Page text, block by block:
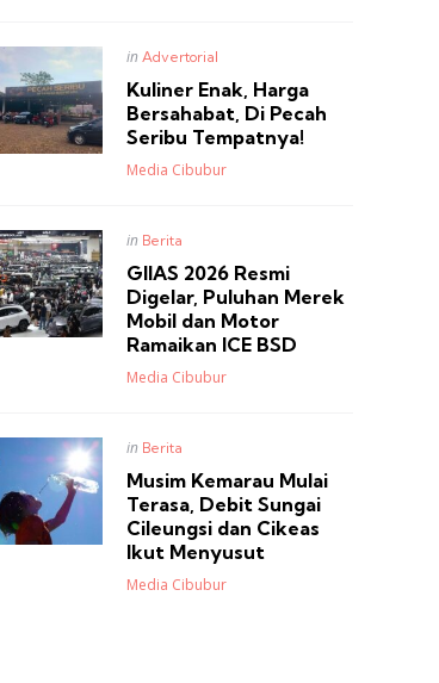
Posted
in Advertorial
Kuliner Enak, Harga
Bersahabat, Di Pecah
Seribu Tempatnya!
Posted
Media Cibubur
Posted
in Berita
GIIAS 2026 Resmi
Digelar, Puluhan Merek
Mobil dan Motor
Ramaikan ICE BSD
Posted
Media Cibubur
Posted
in Berita
Musim Kemarau Mulai
Terasa, Debit Sungai
Cileungsi dan Cikeas
Ikut Menyusut
Posted
Media Cibubur